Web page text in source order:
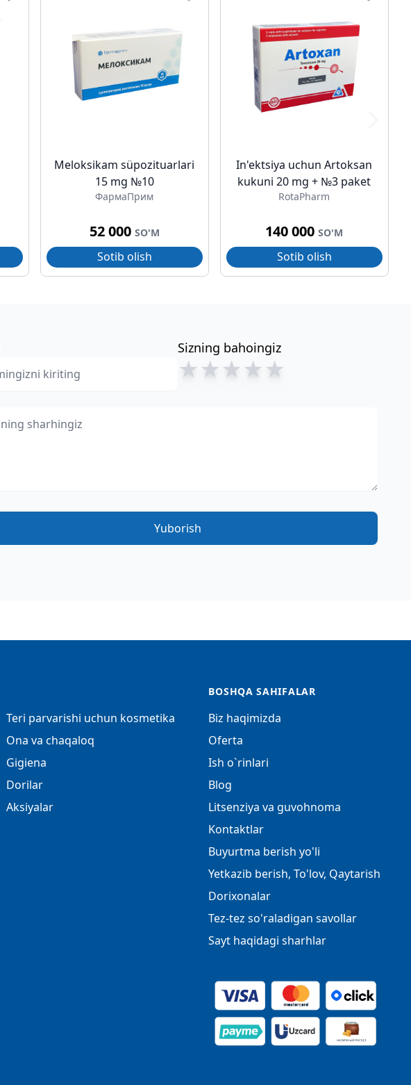
Meloksikam süpozituarlari
15 mg №10
ФармаПрим
52 000 SO'M
Sotib olish
In'ektsiya uchun Artoksan
kukuni 20 mg + №3 paket
RotaPharm
140 000SO'M
Sotib olish
Sizning bahoingiz
★★★★★
Yuborish
Teri parvarishi uchun kosmetika
Ona va chaqaloq
Gigiena
Dorilar
Aksiyalar
BOSHQA SAHIFALAR
Biz haqimizda
Oferta
Ish o`rinlari
Blog
Litsenziya va guvohnoma
Kontaktlar
Buyurtma berish yo'li
Yetkazib berish, To'lov, Qaytarish
Dorixonalar
Tez-tez so'raladigan savollar
Sayt haqidagi sharhlar